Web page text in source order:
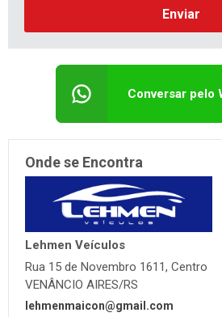
Enviar
Conversar pelo
Onde se Encontra
Lehmen Veículos
Rua 15 de Novembro 1611, Centro
VENÂNCIO AIRES/RS
lehmenmaicon@gmail.com